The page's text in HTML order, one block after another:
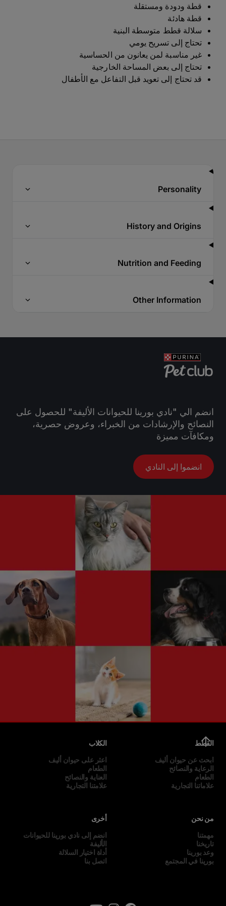
قطة ودودة ومستقلة
قطة هادئة
سلالة قطط متوسطة البنية
تحتاج إلى تسريح يومي
غير مناسبة لمن يعانون من الحساسية
تحتاج إلى بعض المساحة الخارجية
قد تحتاج إلى تعويد قبل التفاعل مع الأطفال
Personality
History and Origins
Nutrition and Feeding
Other Information
انضم الي "نادي بورينا للحيوانات الأليفة" للحصول على
النصائح والإرشادات من الخبراء، وعروض حصرية،
ومكافآت مميزة
انضموا إلى النادي
القطط
ابحث عن حيوان أليف
الرعاية والنصائح
الطعام
علاماتنا التجارية
الكلاب
اعثر على حيوان أليف
الطعام
العناية والنصائح
علامتنا التجارية
من نحن
مهمتنا
تاريخنا
وعد بورينا
بورينا في المجتمع
أخرى
انضم إلى نادي بورينا للحيوانات
الأليفة
أداة اختيار السلالة
اتصل بنا